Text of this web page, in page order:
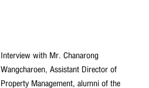
Interview with Mr. Chanarong
Wangcharoen, Assistant Director of
Property Management, alumni of the